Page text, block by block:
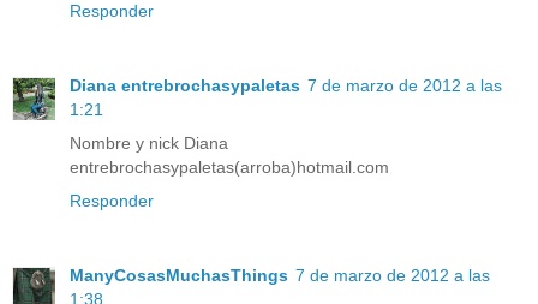
Responder
Diana entrebrochasypaletas 7 de marzo de 2012 a las
1:21
Nombre y nick Diana
entrebrochasypaletas(arroba)hotmail.com
Responder
ManyCosasMuchasThings 7 de marzo de 2012 a las
1:38